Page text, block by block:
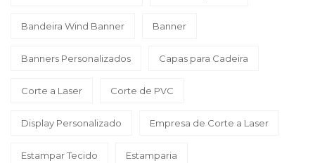
Bandeira Wind Banner Banner
Banners Personalizados Capas para Cadeira
Corte a Laser Corte de PVC
Display Personalizado Empresa de Corte a Laser
Estampar Tecido Estamparia